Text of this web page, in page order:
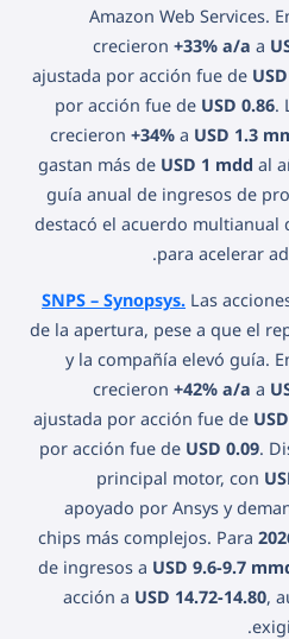
Amazon Web Services.
crecieron+33% a/a a
ajustada por acción fue de
por acción fue de USD 0.86.
crecieron+34% a USD 1.3
gastan más de USD 1 mdd al
guía anual de ingresos de
destacó el acuerdo multianual
para acelerar
SNPS – Synopsys. Las
de la apertura, pese a que el
y la compañía elevó guía.
crecieron+42% a/a a
ajustada por acción fue de
por acción fue de USD 0.09.
principal motor, con
apoyado por Ansys y
chips más complejos. Para
de ingresos a USD 9.6-9.7
acción a USD 14.72-14.80,